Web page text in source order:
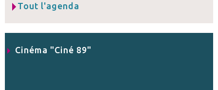
Tout l'agenda
Cinéma "Ciné 89"